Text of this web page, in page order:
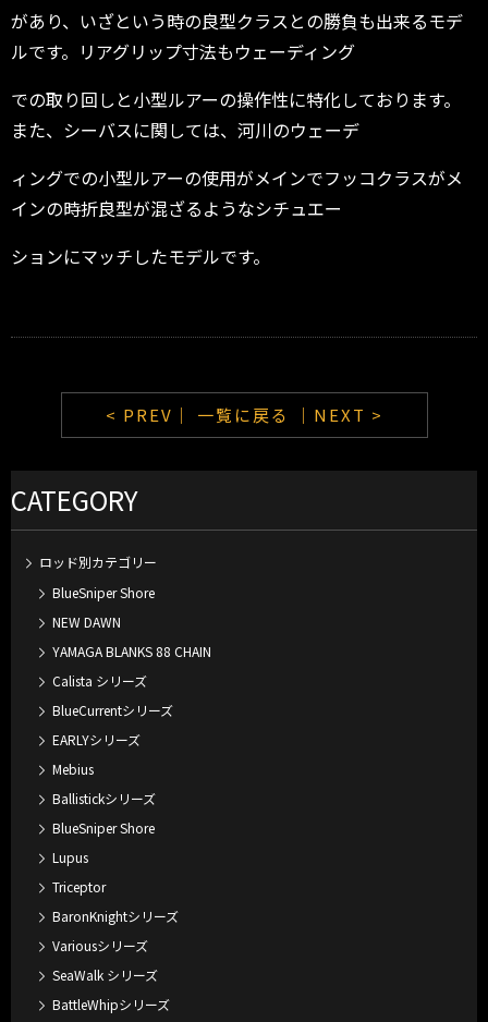
があり、いざという時の良型クラスとの勝負も出来るモデ
ルです。リアグリップ寸法もウェーディング
での取り回しと小型ルアーの操作性に特化しております。
また、シーバスに関しては、河川のウェーデ
ィングでの小型ルアーの使用がメインでフッコクラスがメ
インの時折良型が混ざるようなシチュエー
ションにマッチしたモデルです。
< PREV｜ 一覧に戻る ｜NEXT >
CATEGORY
ロッド別カテゴリー
BlueSniper Shore
NEW DAWN
YAMAGA BLANKS 88 CHAIN
Calista シリーズ
BlueCurrentシリーズ
EARLYシリーズ
Mebius
Ballistickシリーズ
BlueSniper Shore
Lupus
Triceptor
BaronKnightシリーズ
Variousシリーズ
SeaWalk シリーズ
BattleWhipシリーズ